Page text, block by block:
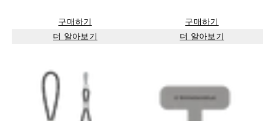
구매하기
더 알아보기
구매하기
더 알아보기